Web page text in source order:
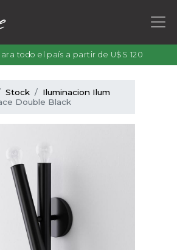
todo el país a partir de U$S 120
Stock
Iluminacion Ilum
Double Black